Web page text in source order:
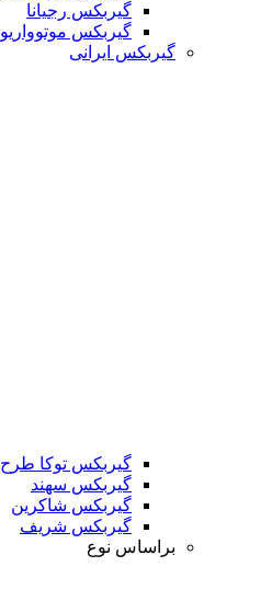
گیربکس رجیانا
گیربکس موتوواریو
گیربکس ایرانی
گیربکس توکا طرح
گیربکس سهند
گیربکس شاکرین
گیربکس شریف
براساس نوع